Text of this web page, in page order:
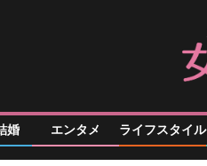
婚 エンタメ ライフスタイル